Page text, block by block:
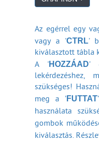
Kábeltelevíziós
Kábeltelevíziós
2011)
Minősített KMJR-
Minősített KMJR
Minősített KMJR
Műholdas
nagyságrendje
Az egérrel egy
vagy a 'CTRL'
kiválasztott tábla
A 'HOZZÁAD'
lekérdezéshez,
szükséges!
meg a ’FUTTAT
használata
gombok
kiválasztás.